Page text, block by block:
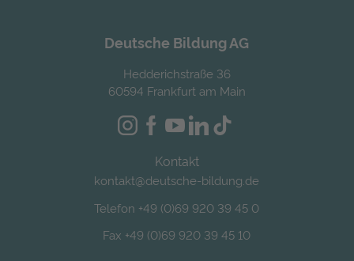
Deutsche Bildung AG
Hedderichstraße 36
60594 Frankfurt am Main
Kontakt
kontakt@deutsche-bildung.de
Telefon +49 (0)69 920 39 45 0
Fax +49 (0)69 920 39 45 10